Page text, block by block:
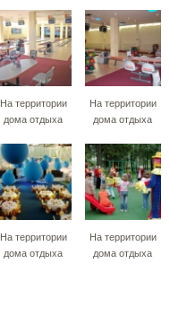
На территории
дома отдыха
На территории
дома отдыха
На территории
дома отдыха
На территории
дома отдыха